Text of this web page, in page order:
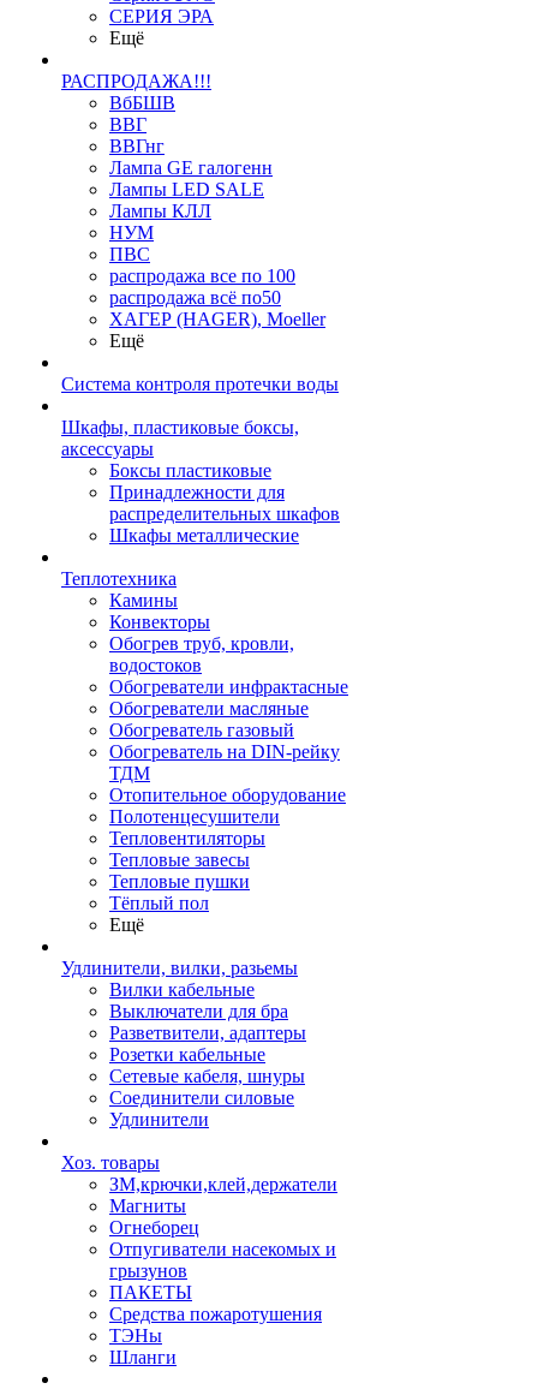
СЕРИЯ ЭРА
Ещё
РАСПРОДАЖА!!!
ВбБШВ
ВВГ
ВВГнг
Лампа GE галогенн
Лампы LED SALE
Лампы КЛЛ
НУМ
ПВС
распродажа все по 100
распродажа всё по50
ХАГЕР (HAGER), Moeller
Ещё
Система контроля протечки воды
Шкафы, пластиковые боксы,
аксессуары
Боксы пластиковые
Принадлежности для
распределительных шкафов
Шкафы металлические
Теплотехника
Камины
Конвекторы
Обогрев труб, кровли,
водостоков
Обогреватели инфрактасные
Обогреватели масляные
Обогреватель газовый
Обогреватель на DIN-рейку
ТДМ
Отопительное оборудование
Полотенцесушители
Тепловентиляторы
Тепловые завесы
Тепловые пушки
Тёплый пол
Ещё
Удлинители, вилки, разьемы
Вилки кабельные
Выключатели для бра
Разветвители, адаптеры
Розетки кабельные
Сетевые кабеля, шнуры
Соединители силовые
Удлинители
Хоз. товары
ЗМ,крючки,клей,держатели
Магниты
Огнеборец
Отпугиватели насекомых и
грызунов
ПАКЕТЫ
Средства пожаротушения
ТЭНы
Шланги